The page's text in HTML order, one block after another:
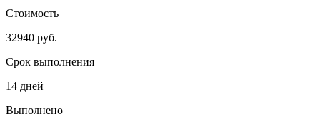
Стоимость
32940 руб.
Срок выполнения
14 дней
Выполнено